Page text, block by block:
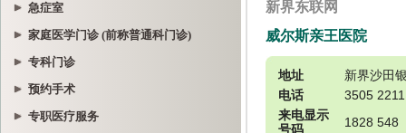
急症室
家庭医学门诊 (前称普通科门诊)
专科门诊
预约手术
专职医疗服务